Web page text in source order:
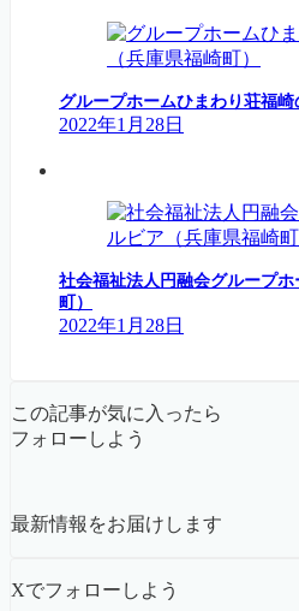
グループホームひまわり荘福崎
2022年1月28日
社会福祉法人円融会グループ
町）
2022年1月28日
この記事が気に入ったら
フォローしよう
最新情報をお届けします
Xでフォローしよう